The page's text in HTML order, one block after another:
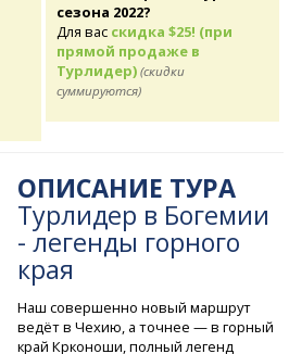
сезона 2022?
Для вас скидка $25! (при
прямой продаже в
Турлидер) (скидки
суммируются)
ОПИСАНИЕ ТУРА
Турлидер в Богемии
- легенды горного
края
Наш совершенно новый маршрут
ведёт в Чехию, а точнее — в гор­ный
край Крконоши, полный легенд